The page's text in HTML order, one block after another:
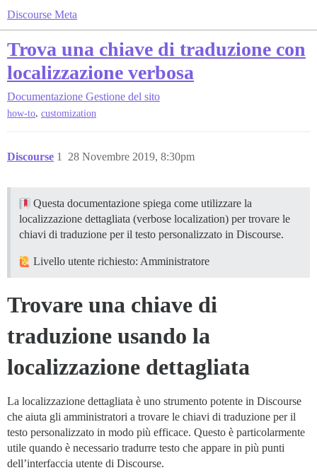
Discourse Meta
Trova una chiave di traduzione con
localizzazione verbosa
Documentazione Gestione del sito
how-to, customization
Discourse 28 Novembre 2019, 8:30pm
1
Questa documentazione spiega come utilizzare la
localizzazione dettagliata (verbose localization) per trovare le
chiavi di traduzione per il testo personalizzato in Discourse.
Livello utente richiesto: Amministratore
Trovare una chiave di
traduzione usando la
localizzazione dettagliata
La localizzazione dettagliata è uno strumento potente in Discourse
che aiuta gli amministratori a trovare le chiavi di traduzione per il
testo personalizzato in modo più efficace. Questo è particolarmente
utile quando è necessario tradurre testo che appare in più punti
dell’interfaccia utente di Discourse.